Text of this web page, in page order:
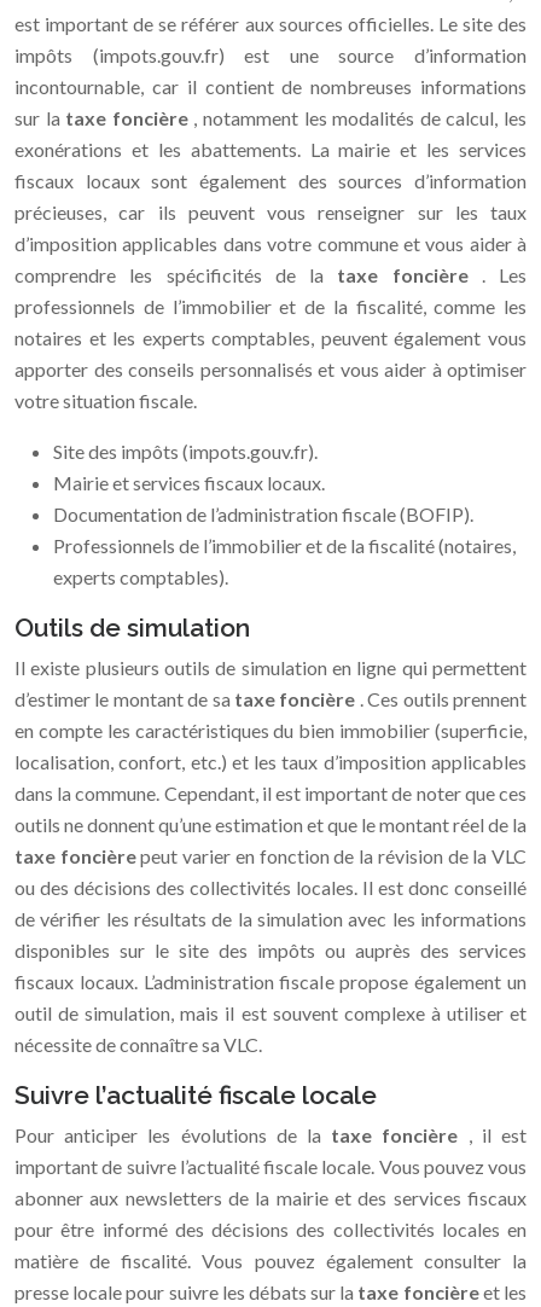
est important de se référer aux sources officielles. Le site des
impôts (impots.gouv.fr) est une source d’information
incontournable, car il contient de nombreuses informations
sur la taxe foncière , notamment les modalités de calcul, les
exonérations et les abattements. La mairie et les services
fiscaux locaux sont également des sources d’information
précieuses, car ils peuvent vous renseigner sur les taux
d’imposition applicables dans votre commune et vous aider à
comprendre les spécificités de la taxe foncière . Les
professionnels de l’immobilier et de la fiscalité, comme les
notaires et les experts comptables, peuvent également vous
apporter des conseils personnalisés et vous aider à optimiser
votre situation fiscale.
Site des impôts (impots.gouv.fr).
Mairie et services fiscaux locaux.
Documentation de l’administration fiscale (BOFIP).
Professionnels de l’immobilier et de la fiscalité (notaires,
experts comptables).
Outils de simulation
Il existe plusieurs outils de simulation en ligne qui permettent
d’estimer le montant de sa taxe foncière . Ces outils prennent
en compte les caractéristiques du bien immobilier (superficie,
localisation, confort, etc.) et les taux d’imposition applicables
dans la commune. Cependant, il est important de noter que ces
outils ne donnent qu’une estimation et que le montant réel de la
taxe foncièrepeut varier en fonction de la révision de la VLC
ou des décisions des collectivités locales. Il est donc conseillé
de vérifier les résultats de la simulation avec les informations
disponibles sur le site des impôts ou auprès des services
fiscaux locaux. L’administration fiscale propose également un
outil de simulation, mais il est souvent complexe à utiliser et
nécessite de connaître sa VLC.
Suivre l’actualité fiscale locale
Pour anticiper les évolutions de la taxe foncière , il est
important de suivre l’actualité fiscale locale. Vous pouvez vous
abonner aux newsletters de la mairie et des services fiscaux
pour être informé des décisions des collectivités locales en
matière de fiscalité. Vous pouvez également consulter la
presse locale pour suivre les débats sur la taxe foncièreet les